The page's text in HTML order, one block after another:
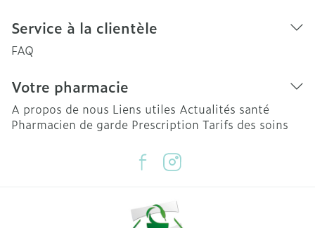
Service à la clientèle
FAQ
Votre pharmacie
A propos de nous Liens utiles Actualités santé
Pharmacien de garde Prescription Tarifs des soins